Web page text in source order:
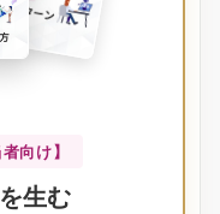
向け】
生む